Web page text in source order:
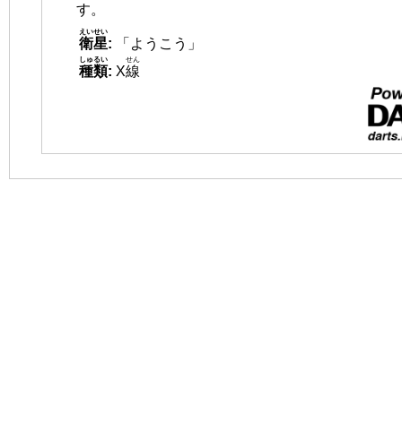
す。
衛星
えいせい
:
「ようこう」
種類
しゅるい
: X線
せん